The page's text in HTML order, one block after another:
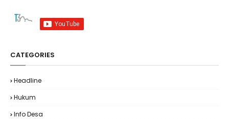
CATEGORIES
Headline
Hukum
Info Desa